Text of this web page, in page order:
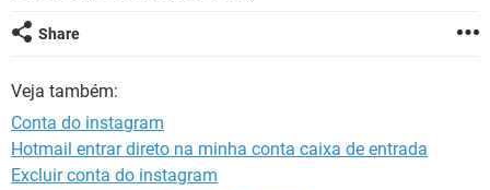
GUIA DE COMPRAS
Share
Veja também:
Conta do instagram
Hotmail entrar direto na minha conta caixa de entrada
Excluir conta do instagram